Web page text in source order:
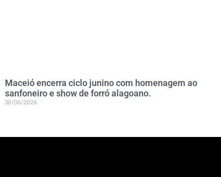
Maceió encerra ciclo junino com homenagem ao
sanfoneiro e show de forró alagoano.
30/06/2026